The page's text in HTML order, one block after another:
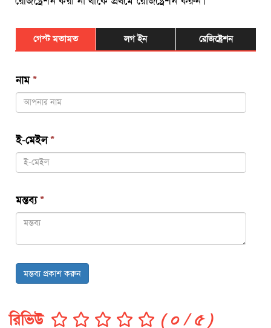
গেস্ট মতামত লগ ইন রেজিষ্ট্রেশন
নাম*
ই-মেইল*
মন্তব্য*
মন্তব্য প্রকাশ করুন
রিভিউ ( ০ / ৫ )